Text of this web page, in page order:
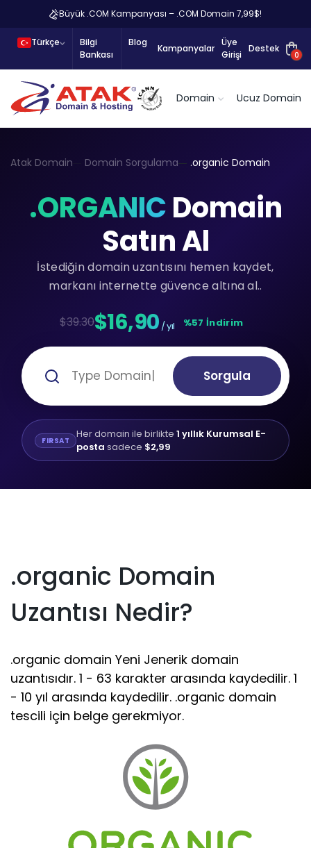
Büyük .COM Kampanyası – .COM Domain 7,99$!
Türkçe
Bilgi
Bankası
Blog
Kampanyalar
Üye
Girişi
Destek
0
Domain Ucuz Domain
Atak Domain Domain Sorgulama .organic Domain
.ORGANICDomain
Satın Al
İstediğin domain uzantısını hemen kaydet,
markanı internette güvence altına al..
$39.30$16,90 / yıl %57 İndirim
Sorgula
FIRSAT Her domain ile birlikte 1 yıllık Kurumsal E-
posta sadece $2,99
.organic Domain
Uzantısı Nedir?
.organic domain Yeni Jenerik domain
uzantısıdır. 1 - 63 karakter arasında kaydedilir. 1
- 10 yıl arasında kaydedilir. .organic domain
tescili için belge gerekmiyor.